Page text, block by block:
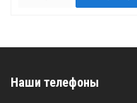
Наши телефоны